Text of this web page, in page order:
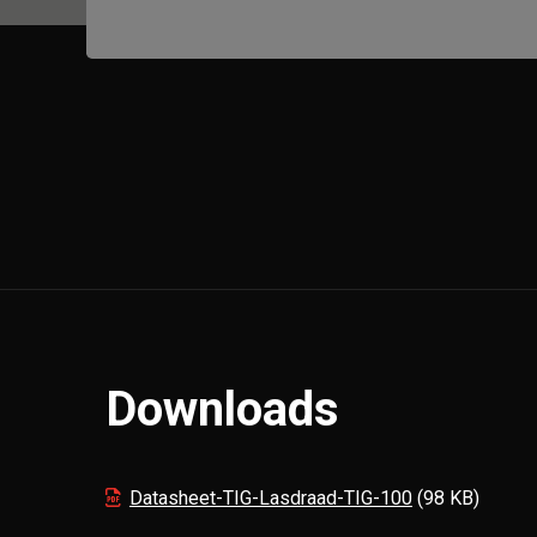
Downloads
Datasheet-TIG-Lasdraad-TIG-100 (98 KB)